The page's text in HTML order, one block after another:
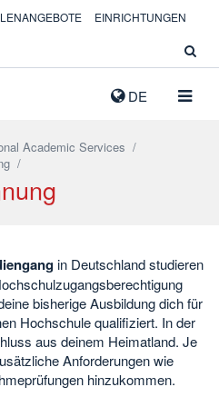
DE
EINRICHTUNGEN
Academic Services /
/
in Deutschland studieren
bisherige Ausbildung dich für
Hochschule qualifiziert. In der
aus deinem Heimatland. Je
Anforderungen wie
hinzukommen.